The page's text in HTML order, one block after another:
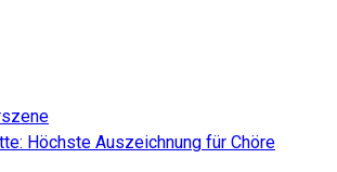
Höchste Auszeichnung für Chöre